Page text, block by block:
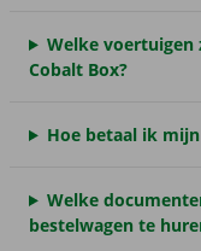
Welke
Cobalt Box?
Hoe betaal ik
Welke
bestelwagen te